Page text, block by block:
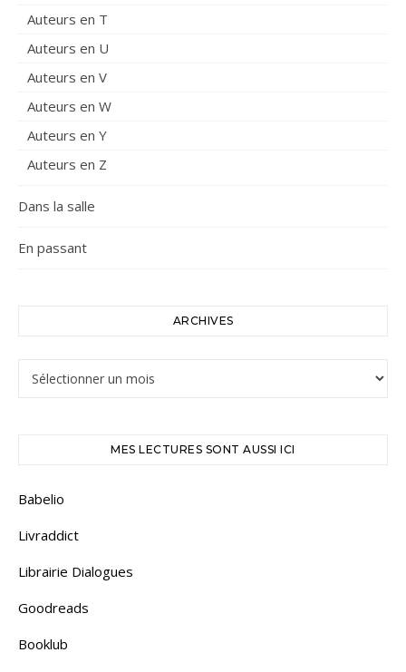
Auteurs en T
Auteurs en U
Auteurs en V
Auteurs en W
Auteurs en Y
Auteurs en Z
Dans la salle
En passant
ARCHIVES
MES LECTURES SONT AUSSI ICI
Babelio
Livraddict
Librairie Dialogues
Goodreads
Booklub